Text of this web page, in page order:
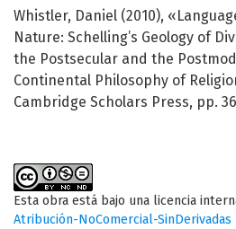
Whistler, Daniel (2010),
Nature: Schelling’s Geology of
the Postsecular and the
Continental Philosophy of
Cambridge Scholars Press, pp.
Esta obra está bajo una licencia
Atribución-NoComercial-SinDerivadas